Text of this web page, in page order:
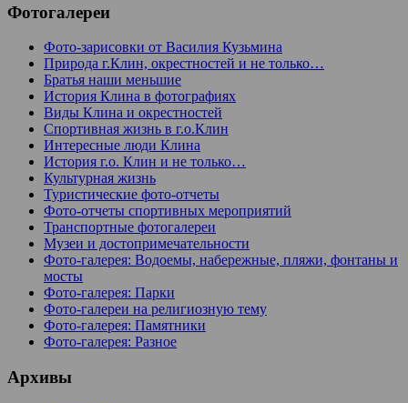
Фотогалереи
Фото-зарисовки от Василия Кузьмина
Природа г.Клин, окрестностей и не только…
Братья наши меньшие
История Клина в фотографиях
Виды Клина и окрестностей
Спортивная жизнь в г.о.Клин
Интересные люди Клина
История г.о. Клин и не только…
Культурная жизнь
Туристические фото-отчеты
Фото-отчеты спортивных мероприятий
Транспортные фотогалереи
Музеи и достопримечательности
Фото-галерея: Водоемы, набережные, пляжи, фонтаны и
мосты
Фото-галерея: Парки
Фото-галереи на религиозную тему
Фото-галерея: Памятники
Фото-галерея: Разное
Архивы